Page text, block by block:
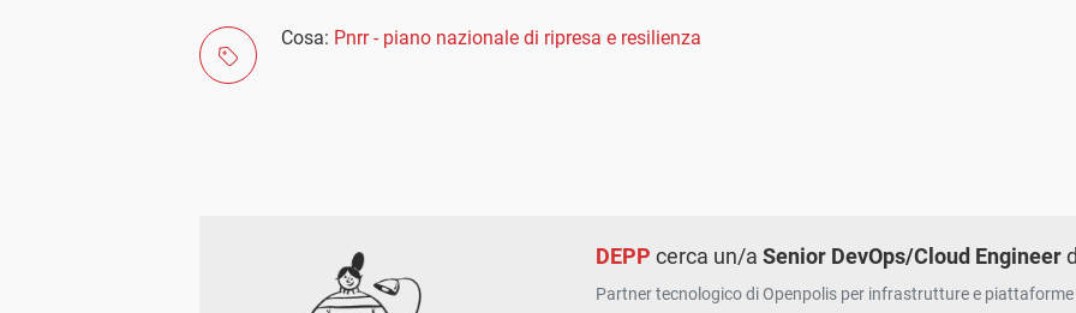
Cosa: Pnrr - piano nazionale di ripresa e resilienza
DEPP cerca un/aSenior DevOps/Cloud Engineer
Partner tecnologico di Openpolis per infrastrutture e